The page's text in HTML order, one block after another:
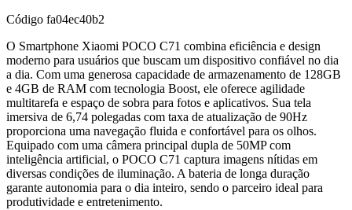
Código fa04ec40b2
O Smartphone Xiaomi POCO C71 combina eficiência e design
moderno para usuários que buscam um dispositivo confiável no dia
a dia. Com uma generosa capacidade de armazenamento de 128GB
e 4GB de RAM com tecnologia Boost, ele oferece agilidade
multitarefa e espaço de sobra para fotos e aplicativos. Sua tela
imersiva de 6,74 polegadas com taxa de atualização de 90Hz
proporciona uma navegação fluida e confortável para os olhos.
Equipado com uma câmera principal dupla de 50MP com
inteligência artificial, o POCO C71 captura imagens nítidas em
diversas condições de iluminação. A bateria de longa duração
garante autonomia para o dia inteiro, sendo o parceiro ideal para
produtividade e entretenimento.